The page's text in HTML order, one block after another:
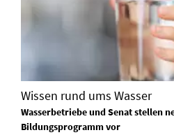
Wissen rund ums Wasser
Wasserbetriebe und Senat stellen
Bildungsprogramm vor